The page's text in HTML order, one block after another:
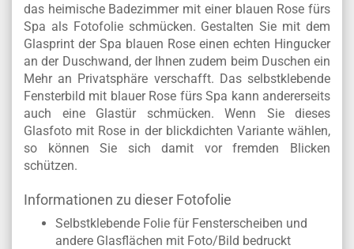
das heimische Badezimmer mit einer blauen Rose fürs
Spa als Fotofolie schmücken. Gestalten Sie mit dem
Glasprint der Spa blauen Rose einen echten Hingucker
an der Duschwand, der Ihnen zudem beim Duschen ein
Mehr an Privatsphäre verschafft. Das selbstklebende
Fensterbild mit blauer Rose fürs Spa kann andererseits
auch eine Glastür schmücken. Wenn Sie dieses
Glasfoto mit Rose in der blickdichten Variante wählen,
so können Sie sich damit vor fremden Blicken
schützen.
Informationen zu dieser Fotofolie
Selbstklebende Folie für Fensterscheiben und
andere Glasflächen mit Foto/Bild bedruckt